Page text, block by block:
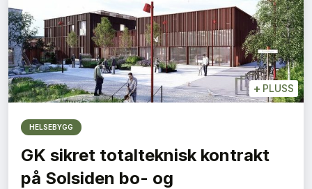
+ PLUSS
HELSEBYGG
GK sikret totalteknisk kontrakt
på Solsiden bo- og